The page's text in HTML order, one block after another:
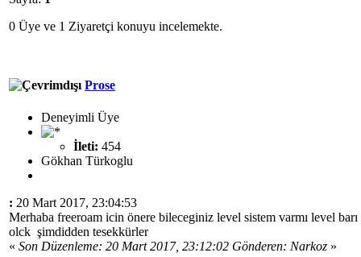
0 Üye ve 1 Ziyaretçi konuyu incelemekte.
Prose
Deneyimli Üye
İleti: 454
Gökhan Türkoglu
: 20 Mart 2017, 23:04:53
Merhaba freeroam icin önere bileceginiz level sistem varmı level barı
olck şimdidden tesekkürler
« Son Düzenleme: 20 Mart 2017, 23:12:02 Gönderen: Narkoz »